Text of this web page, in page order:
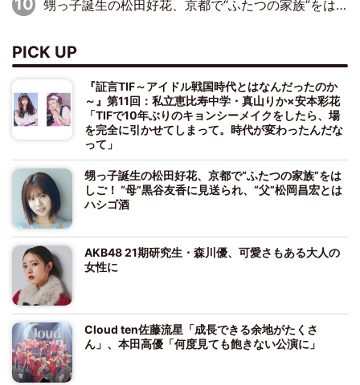
甥っ子誕生の松田好花、京都で“ふたつの家族”をはしご！ “母”黒谷友香に見送られ、“父”松岡昌宏とはハシゴ酒
PICK UP
『証言TIF～アイドル戦国時代とはなんだったのか
～』第11回：私立恵比寿中学・真山りか×安本彩花
「TIFで10年ぶりのキョンシーメイクをしたら、場
を完全に引かせてしまって。時代が変わったんだな
って」
甥っ子誕生の松田好花、京都で“ふたつの家族”をは
しご！ “母”黒谷友香に見送られ、“父”松岡昌宏とは
ハシゴ酒
AKB48 21期研究生・森川優、可愛さもある大人の
女性に
Cloud ten佐藤流星「成長できる余地がたくさ
ん」、本田高優「何度見ても飽きない公演に」